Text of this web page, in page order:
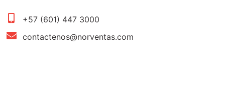
+57 (601) 447 3000
contactenos@norventas.com